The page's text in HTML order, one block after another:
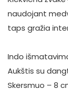
naudojant
taps gražia
Indo
Aukštis su
Skersmuo – 8